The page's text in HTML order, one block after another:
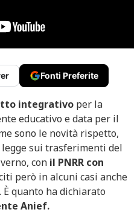
Fonti Preferite
integrativo per la
educativo e data per il
sono le novità rispetto,
sui trasferimenti del
con il PNRR con
però in alcuni casi anche
quanto ha dichiarato
Anief.